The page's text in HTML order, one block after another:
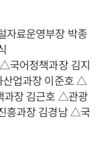
자료운영부장 박종
국어정책과장 김지
업과장 이준호 △
과장 김근호 △관광
흥과장 김경남 △국